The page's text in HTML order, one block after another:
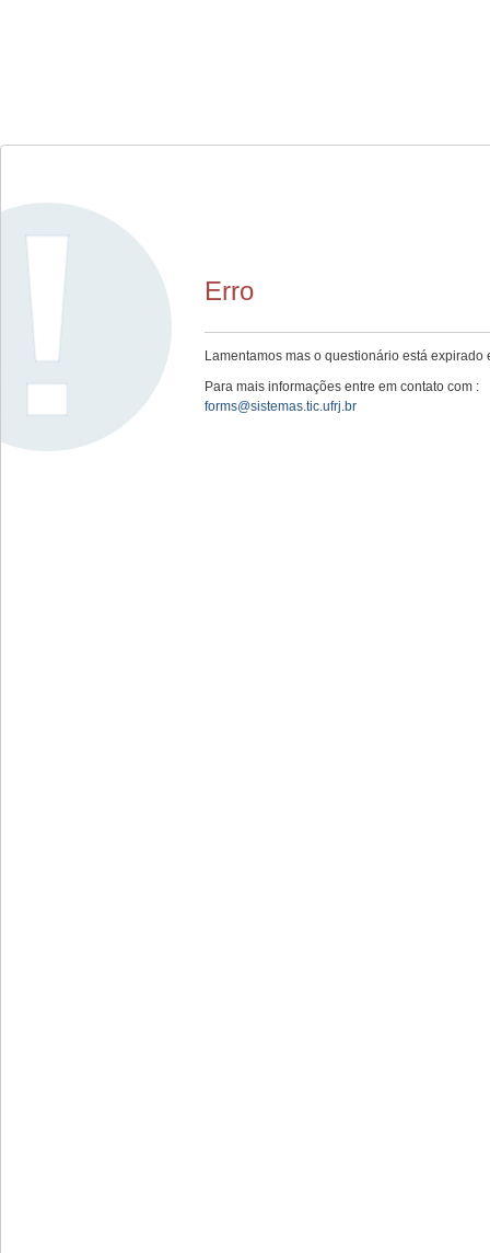
Erro
Lamentamos mas o questionário está expirado
Para mais informações entre em contato com :
forms@sistemas.tic.ufrj.br